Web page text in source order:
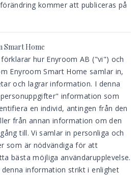
kommer att publiceras på
Smart Home
hur Enyroom AB ("vi") och
Enyroom Smart Home samlar in,
och lagrar information. I denna
information som
en individ, antingen från den
från annan information om den
till. Vi samlar in personliga och
som är nödvändiga för att
bästa möjliga användarupplevelse.
information strikt i enlighet